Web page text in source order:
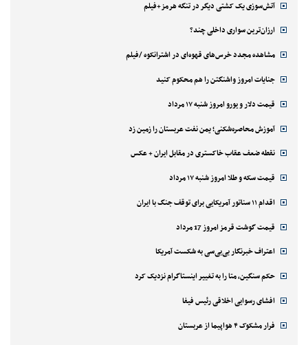
آتش‌سوزی یک کشتی دیگر در تنگه هرمز+فیلم
ارزان‌ترین سواری داخلی چند؟
مشاهده مجدد خرس‌های قهوه‌ای در اشترانکوه /فیلم
جنایات امروز واشنگتن را هم محکوم کنید
قیمت دلار و یورو امروز شنبه ۱۷ مرداد
آموزش محاصره‌شکنی؛ یمن نفت عربستان را زمین زد
نقطه ضعف عقاب خاکستری در مقابل ایران + عکس
قیمت سکه و طلا امروز شنبه ۱۷ مرداد
اقدام ۱۱ سناتور آمریکایی برای توقف جنگ با ایران
قیمت گوشت قرمز امروز 17 مرداد
اعتراف خبرنگار بی‌بی‌سی به شکست آمریکا
حکم سنگین، متا را به تغییر اینستاگرام نزدیک کرد
افشای رسوایی اخلاقی رئیس فیفا
فرار مشکوک ۴ هواپیما از عربستان